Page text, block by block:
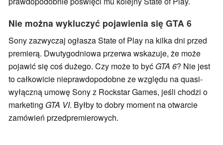
Nie można wykluczyć pojawienia się GTA 6
Sony zazwyczaj ogłasza State of Play na kilka dni przed
premierą. Dwutygodniowa przerwa wskazuje, że może
pojawić się coś dużego. Czy może to być GTA 6? Nie jest
to całkowicie nieprawdopodobne ze względu na quasi-
wyłączną umowę Sony z Rockstar Games, jeśli chodzi o
marketing GTA VI. Byłby to dobry moment na otwarcie
zamówień przedpremierowych.